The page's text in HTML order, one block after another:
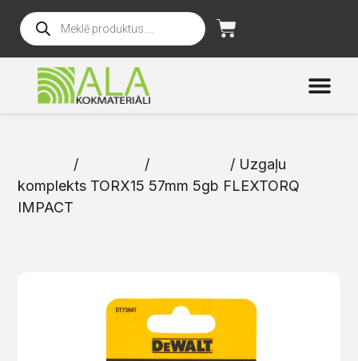
/ /
/ Uzgaļu
komplekts TORX15 57mm 5gb FLEXTORQ
IMPACT